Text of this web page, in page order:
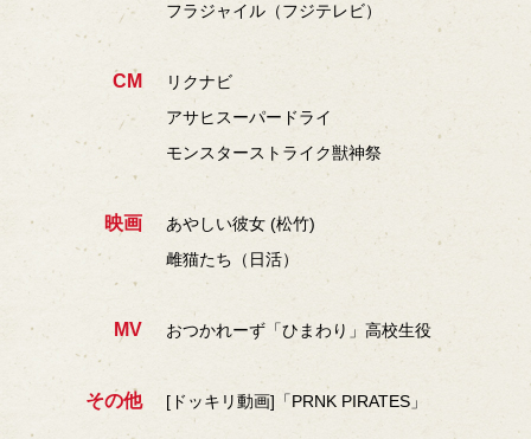
フラジャイル（フジテレビ）
CM
リクナビ
アサヒスーパードライ
モンスターストライク獣神祭
映画
あやしい彼女 (松竹)
雌猫たち（日活）
MV おつかれーず「ひまわり」高校生役
その他 [ドッキリ動画]「PRNK PIRATES」